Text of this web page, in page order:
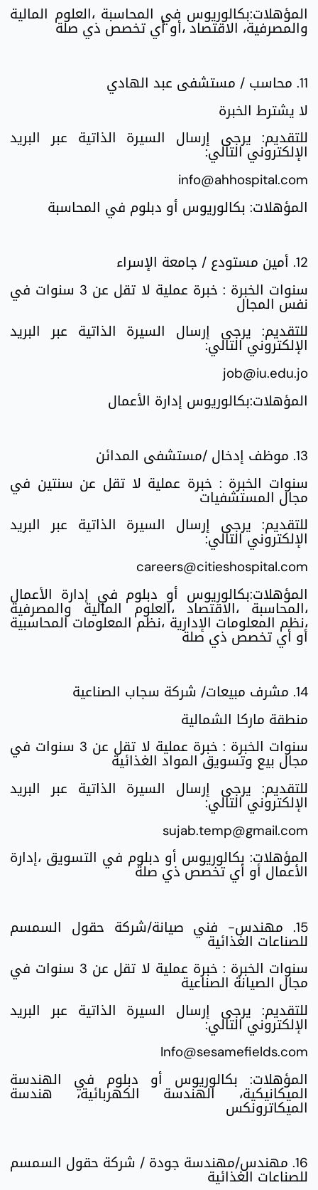
المؤهلات:بكالوريوس في المحاسبة ،العلوم المالية
والمصرفية، الاقتصاد ،أو أي تخصص ذي صلة
11. محاسب / مستشفى عبد الهادي
لا يشترط الخبرة
للتقديم: يرجى إرسال السيرة الذاتية عبر البريد
الإلكتروني التالي:
info@ahhospital.com
المؤهلات: بكالوريوس أو دبلوم في المحاسبة
12. أمين مستودع / جامعة الإسراء
سنوات الخبرة : خبرة عملية لا تقل عن 3 سنوات في
نفس المجال
للتقديم: يرجى إرسال السيرة الذاتية عبر البريد
الإلكتروني التالي:
job@iu.edu.jo
المؤهلات:بكالوريوس إدارة الأعمال
13. موظف إدخال /مستشفى المدائن
سنوات الخبرة : خبرة عملية لا تقل عن سنتين في
مجال المستشفيات
للتقديم: يرجى إرسال السيرة الذاتية عبر البريد
الإلكتروني التالي:
careers@citieshospital.com
المؤهلات:بكالوريوس أو دبلوم في إدارة الأعمال
،المحاسبة ،الاقتصاد ،العلوم المالية والمصرفية
،نظم المعلومات الإدارية ،نظم المعلومات المحاسبية
أو أي تخصص ذي صلة
14. مشرف مبيعات/ شركة سجاب الصناعية
منطقة ماركا الشمالية
سنوات الخبرة : خبرة عملية لا تقل عن 3 سنوات في
مجال بيع وتسويق المواد الغذائية
للتقديم: يرجى إرسال السيرة الذاتية عبر البريد
الإلكتروني التالي:
sujab.temp@gmail.com
المؤهلات: بكالوريوس أو دبلوم في التسويق ،إدارة
الأعمال أو أي تخصص ذي صلة
15. مهندس- فني صيانة/شركة حقول السمسم
للصناعات الغذائية
سنوات الخبرة : خبرة عملية لا تقل عن 3 سنوات في
مجال الصيانة الصناعية
للتقديم: يرجى إرسال السيرة الذاتية عبر البريد
الإلكتروني التالي:
Info@sesamefields.com
المؤهلات: بكالوريوس أو دبلوم في الهندسة
الميكانيكية، الهندسة الكهربائية، هندسة
الميكاترونكس
16. مهندس/مهندسة جودة / شركة حقول السمسم
للصناعات الغذائية